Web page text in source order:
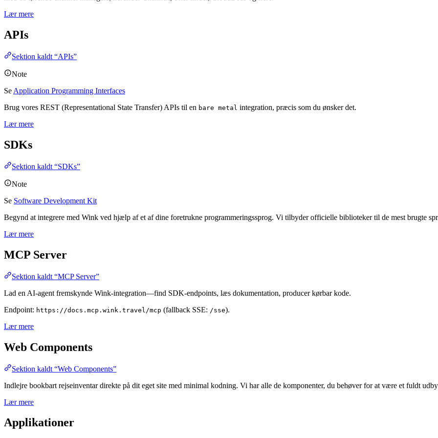
Lær mere
APIs
Sektion kaldt “APIs”
Note
Se Application Programming Interfaces
Brug vores REST (Representational State Transfer) APIs til en bare metal integration, præcis som du ønsker det.
Lær mere
SDKs
Sektion kaldt “SDKs”
Note
Se Software Development Kit
Begynd at integrere med Wink ved hjælp af et af dine foretrukne programmeringssprog. Vi tilbyder officielle biblioteker til de mest brugte
Lær mere
MCP Server
Sektion kaldt “MCP Server”
Lad en AI-agent fremskynde Wink-integration—find SDK-endpoints, læs dokumentation, producer kørbar kode.
Endpoint: https://docs.mcp.wink.travel/mcp (fallback SSE: /sse).
Lær mere
Web Components
Sektion kaldt “Web Components”
Indlejre bookbart rejseinventar direkte på dit eget site med minimal kodning. Vi har alle de komponenter, du behøver for at være et fuldt
Lær mere
Applikationer